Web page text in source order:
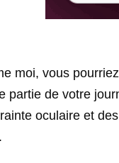
moi, vous
partie de votre
oculaire et